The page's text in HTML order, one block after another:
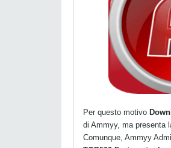
Per questo motivo
di Ammyy, ma presenta
Comunque, Ammyy